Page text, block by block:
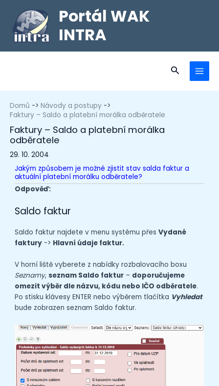
Portál WAK
INTRA
Domů
Návody a postupy
Faktury – Saldo a platební morálka odběratele
Faktury – Saldo a platební morálka
odběratele
29. 10. 2004
Jakým způsobem je možné zjistit stav salda faktur a
aktuální platební morálku odběratele?
Odpověď:
Saldo faktur
Saldo faktur najdete v menu systému přes Vydané
faktury -> Hlavní údaje faktur.
V horní liště vyberete z nabídky rozbalovacího boxu
Seznamy, seznam Saldo faktur – doporučujeme
omezit výběr dle názvu, kódu nebo IČO odběratele.
Po stisku klávesy ENTER nebo výběrem tlačítka Vyhledat
bude zobrazen seznam Saldo faktur.